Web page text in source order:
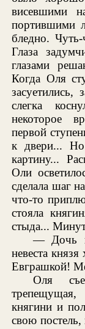
висевшими
портившими
бледно.
Глаза
глазами
Когда Оля
засуетились,
слегка
некоторое
первой
к двери...
картину...
Оли
сделала шаг
что-то
стояла
стыда...
— Дочь
невеста
Евграшкой!
Оля
княгини и
свою постель,